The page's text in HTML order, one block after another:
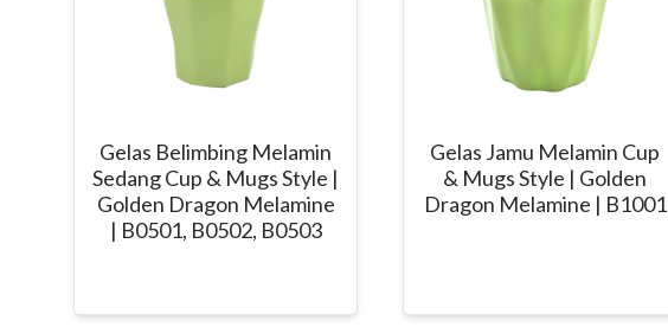
Gelas Belimbing Melamin
Sedang Cup & Mugs Style |
Golden Dragon Melamine
| B0501, B0502, B0503
Gelas Jamu Melamin Cup
& Mugs Style | Golden
Dragon Melamine | B1001